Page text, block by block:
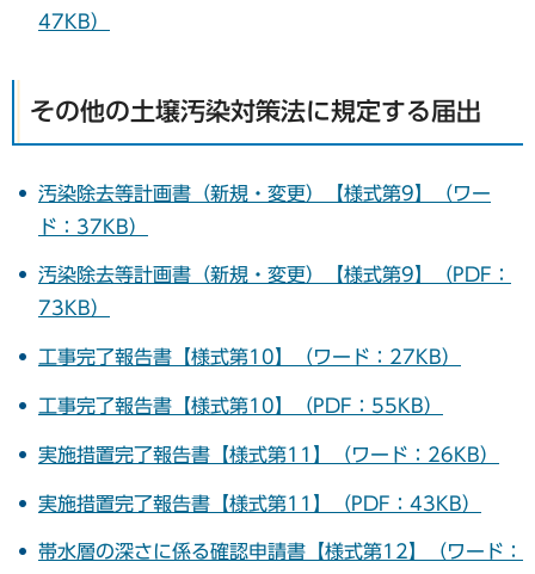
47KB）
その他の土壌汚染対策法に規定する届出
汚染除去等計画書（新規・変更）【様式第9】（ワー
ド：37KB）
汚染除去等計画書（新規・変更）【様式第9】（PDF：
73KB）
工事完了報告書【様式第10】（ワード：27KB）
工事完了報告書【様式第10】（PDF：55KB）
実施措置完了報告書【様式第11】（ワード：26KB）
実施措置完了報告書【様式第11】（PDF：43KB）
帯水層の深さに係る確認申請書【様式第12】（ワード：